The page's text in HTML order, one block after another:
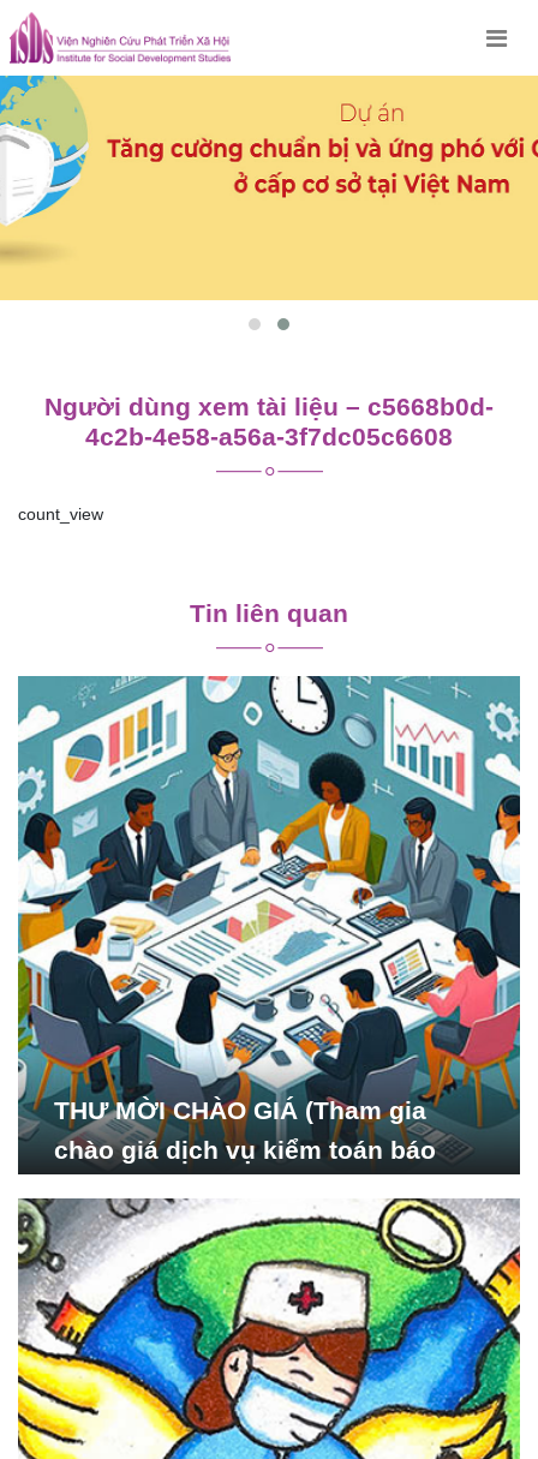
Skip
to
content
Người dùng xem tài liệu – c5668b0d-
4c2b-4e58-a56a-3f7dc05c6608
count_view
viết
Tin liên quan
THƯ MỜI CHÀO GIÁ (Tham gia
chào giá dịch vụ kiểm toán báo
Nghiên cứu Phát triển Xã
hội_ISDS)